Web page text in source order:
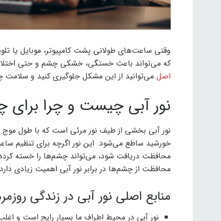
وقتی ساعت‌های طولانی پشت کامپیوتر، موبایل یا
که می‌تواند باعث خستگی، خشکی چشم و حتی
اصل می‌توانید از این مشکل جلوگیری کنید و
نور آبی چیست و چرا
خورشید ساطع می‌شود. این نور اگرچه برای تنظیم
محافظت دریافت شود، می‌تواند چشم‌ها را خسته
محافظت از چشم‌ها در برابر نور آبی اهمیت زیادی
منابع اصلی نور آبی در زندگی
نور آبی در محیط اطراف ما بسیار رایج است و